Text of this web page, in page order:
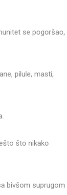
se pogoršao,
pilule, masti,
što nikako
bivšom suprugom